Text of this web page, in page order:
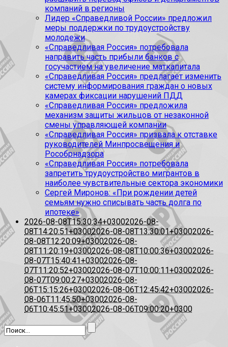
компаний в регионы
Лидер «Справедливой России» предложил
меры поддержки по трудоустройству
молодежи
«Справедливая Россия» потребовала
направить часть прибыли банков с
госучастием на увеличение маткапитала
«Справедливая Россия» предлагает изменить
систему информирования граждан о новых
камерах фиксации нарушений ПДД
«Справедливая Россия» предложила
механизм защиты жильцов от незаконной
смены управляющей компании
«Справедливая Россия» призвала к отставке
руководителей Минпросвещения и
Рособрнадзора
«Справедливая Россия» потребовала
запретить трудоустройство мигрантов в
наиболее чувствительные сектора экономики
Сергей Миронов: «При рождении детей
семьям нужно списывать часть долга по
ипотеке»
2026-08-08T15:30:34+03002026-08-
08T14:20:51+03002026-08-08T13:30:01+03002026-
08-08T12:20:09+03002026-08-
08T11:20:19+03002026-08-08T10:00:36+03002026-
08-07T15:40:41+03002026-08-
07T11:20:52+03002026-08-07T10:00:11+03002026-
08-07T09:00:27+03002026-08-
06T15:15:26+03002026-08-06T12:45:42+03002026-
08-06T11:45:50+03002026-08-
06T10:45:51+03002026-08-06T09:00:20+0300